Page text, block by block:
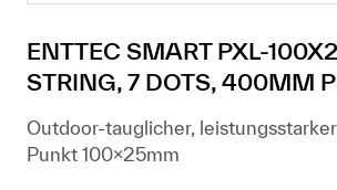
ENTTEC SMART PXL-
STRING, 7 DOTS, 400MM
Outdoor-tauglicher,
Punkt 100x25mm